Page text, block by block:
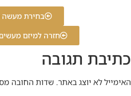
בחירת מעשה
חזרה למיזם
כתיבת תגובה
האימייל לא יוצג באתר. שדות החובה